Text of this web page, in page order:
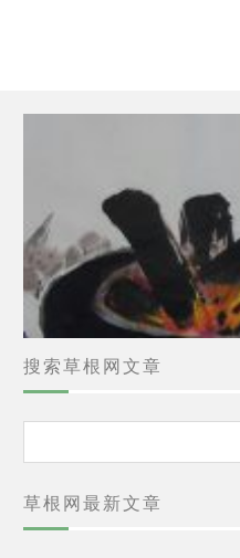
搜索草根网文章
索
草根网最新文章